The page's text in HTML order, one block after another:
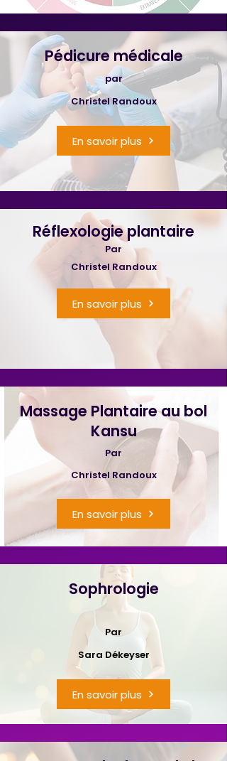
Pédicure médicale
par
Christel Randoux
En savoir plus
Réflexologie plantaire
Par
Christel Randoux
En savoir plus
Massage Plantaire au bol
Kansu
Par
Christel Randoux
En savoir plus
Sophrologie
Par
Sara Dékeyser
En savoir plus